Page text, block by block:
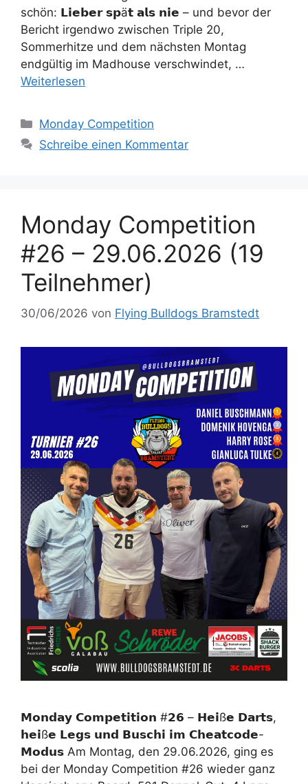
schön: 𝗟𝗶𝗲𝗯𝗲𝗿 𝘀𝗽ä𝘁 𝗮𝗹𝘀 𝗻𝗶𝗲 – und bevor der
Bericht irgendwo zwischen Triple 20,
Sommerhitze und dem nächsten Montag
endgültig im Madhouse verschwindet, …
Weiterlesen
Kategorien
Monday Competition
Schreibe einen Kommentar
Monday Competition
#26 – 29.06.2026 (19
Teilnehmer)
30/06/2026 von Flying Bulldogs Bramstedt
𝗠𝗼𝗻𝗱𝗮𝘆 𝗖𝗼𝗺𝗽𝗲𝘁𝗶𝘁𝗶𝗼𝗻 #𝟮𝟲 – 𝗛𝗲𝗶ß𝗲 𝗗𝗮𝗿𝘁𝘀,
𝗵𝗲𝗶ß𝗲 𝗟𝗲𝗴𝘀 𝘂𝗻𝗱 𝗕𝘂𝘀𝗰𝗵𝗶 𝗶𝗺 𝗖𝗵𝗲𝗮𝘁𝗰𝗼𝗱𝗲-
𝗠𝗼𝗱𝘂𝘀 Am Montag, den 29.06.2026, ging es
bei der Monday Competition #26 wieder ganz